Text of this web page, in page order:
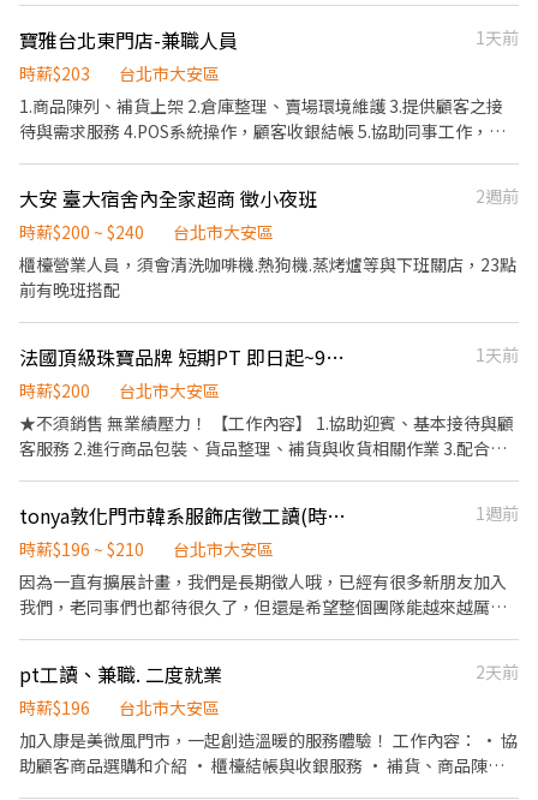
門市支援 🌙🌙夜班說明🌙🌙 工作型態：為每日跑點約3–10家門市，
跑點距離約16km內 需可配合(早班/晚班)擇一於門市安排受訓 🔔需
有機車&駕照🔔 ⸻ ✅工作時間： 🔹早班：07:00-12:00、07:30-
12:30、08:00-13:00、08:30-13:30 🔹晚班：17:30-22:30、17:30-
🔹假日早班：07:00-12:00 🔹假日晚班：17:30-23:30 (上班時數為
2~6小時，一個月至少6天，依實際情況而定) ⸻ ✅工作待遇：
薪$299 ━━━━━━━━━━━━━ 📍 【熱門開缺地點】松山、
內湖、 中山、信義 、大同、文山、中正、南港、萬華、北投、士林
━━━━━━━━━━━━ 📩 【火速卡位應徵流程】 ➊ 點擊填寫
廠商制式履歷（1分鐘完成，快速安排送審）： 👉
欄位（身分證/詳細地址）錄取前皆可先不填！ ➋加入留言： 👉
https://lin.ee/OBnhVN5 私訊留下 ⌜姓名+電話 +應徵蝦皮門市人
員」💥
寶雅台北東門店-兼職人員
1天前
時薪$203
台北市大安區
1.商品陳列、補貨上架 2.倉庫整理、賣場環境維護 3.提供顧客之接
待與需求服務 4.POS系統操作，顧客收銀結帳 5.協助同事工作，完
大安 臺大宿舍內全家超商 徵小夜班
2週前
時薪$200 ~ $240
台北市大安區
櫃檯營業人員，須會清洗咖啡機.熱狗機.蒸烤爐等與下班關店，23點
前有晚班搭配
法國頂級珠寶品牌 短期PT 即日起~9/30 RFS818
1天前
時薪$200
台北市大安區
★不須銷售 無業績壓力！ 【工作內容】 1.協助迎賓、基本接待與顧
客服務 2.進行商品包裝、貨品整理、補貨與收貨相關作業 3.配合陳
~9/30! 需配合百貨營業時間（10:00-22:00) 平假日排班每周需五天
(需輪班) 【工作地點】 台北市信義區 【薪資】 $200/hr *需穿著黑
衣黑褲黑鞋*
tonya敦化門市韓系服飾店徵工讀(時薪外還有抽成獎金)
1週前
時薪$196 ~ $210
台北市大安區
因為一直有擴展計畫，我們是長期徵人哦，已經有很多新朋友加入
我們，老同事們也都待很久了，但還是希望整個團隊能越來越厲
面整裡擺設、庫存管理等等。 *時薪外還有達標獎金！ *書面資料需
附上生活穿搭照及課表（可私訊傳送） *如果第一階段書面資料不適
合不再另行通知敬請見諒 *另有正班職缺歡迎私訊 排班分早晚班，
早班晚班都可能會排到哦
pt工讀、兼職. 二度就業
2天前
時薪$196
台北市大安區
加入康是美微風門市，一起創造溫暖的服務體驗！ 工作內容： • 協
助顧客商品選購和介紹 • 櫃檯結帳與收銀服務 • 補貨、商品陳列